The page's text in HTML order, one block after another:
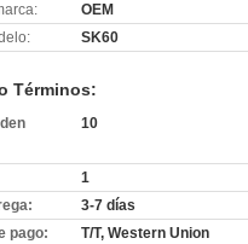
OEM
SK60
Términos:
10
1
3-7 días
pago:
T/T, Western Union